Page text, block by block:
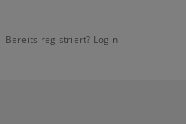
Bereits registriert? Login